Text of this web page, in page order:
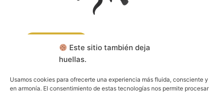
Este sitio también deja
huellas.
Usamos cookies para ofrecerte una experiencia más fluida, consciente y
en armonía. El consentimiento de estas tecnologías nos permite procesar